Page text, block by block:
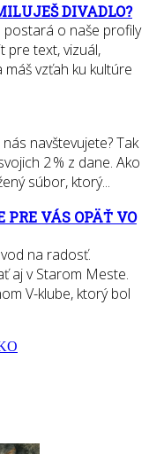
DIVADLO?
postará o naše profily
pre text, vizuál,
vzťah ku kultúre
navštevujete? Tak
2 % z dane. Ako
súbor, ktorý...
VÁS OPÄŤ VO
na radosť.
aj v Starom Meste.
V-klube, ktorý bol